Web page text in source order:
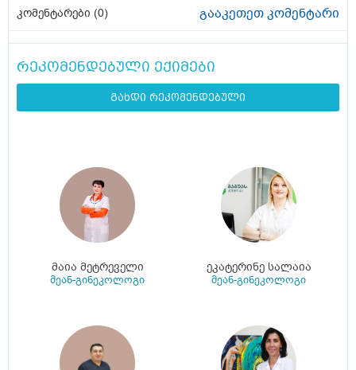
კომენტარები (0) გააკეთეთ კომენტარი
რეკომენდებული ექიმები
გახდი რეკომენდებული
მაია მეტრეველი
მეან-გინეკოლოგი
ეკატერინე სალაია
მეან-გინეკოლოგი